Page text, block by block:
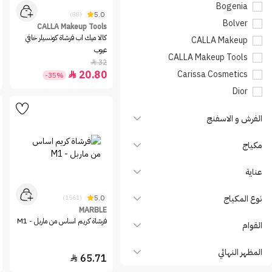
Bogenia
Bolver
CALLA Makeup
CALLA Makeup Tools
Carissa Cosmetics
Dior
INGLOT
IONI
Make Over 22
MARBLE
NABLA
Option B
الفرش و الاسفنج
مكياج
عناية
نوع المكياج
القوام
المظهر النهائي
5.0
(88)
CALLA Makeup Tools
كالا ميك اب فرشاة كونسيلر خافي
عيوب
32

20.80

-35%
5.0
(1561)
MARBLE
فرشاة كريم اساس من ماربل - M1
65.71
